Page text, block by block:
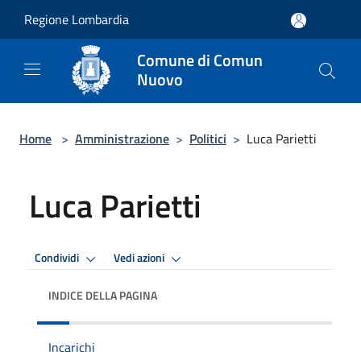
Regione Lombardia
Comune di Comun
Nuovo
Home > Amministrazione > Politici > Luca Parietti
Luca Parietti
Condividi Vedi azioni
INDICE DELLA PAGINA
Incarichi